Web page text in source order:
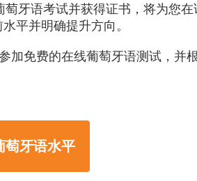
萄牙语考试并获得证书，将为您
平并明确提升方向。
加免费的在线葡萄牙语测试，并
萄牙语水平